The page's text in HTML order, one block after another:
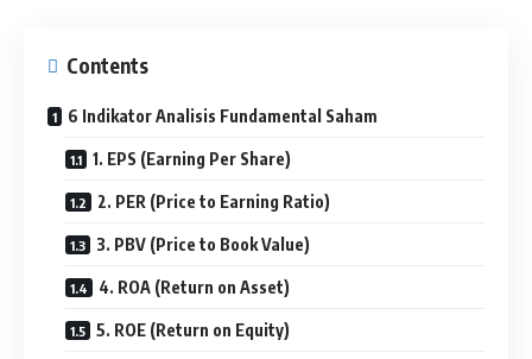
Contents
6 Indikator Analisis Fundamental Saham
1. EPS (Earning Per Share)
2. PER (Price to Earning Ratio)
3. PBV (Price to Book Value)
4. ROA (Return on Asset)
5. ROE (Return on Equity)